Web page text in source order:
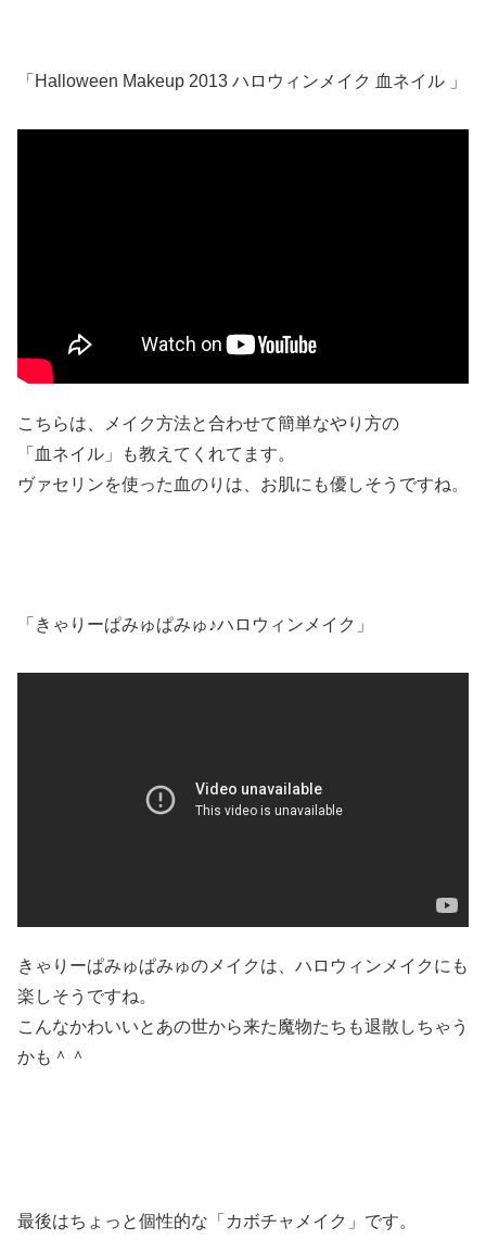
「Halloween Makeup 2013 ハロウィンメイク 血ネイル 」
こちらは、メイク方法と合わせて簡単なやり方の
「血ネイル」も教えてくれてます。
ヴァセリンを使った血のりは、お肌にも優しそうですね。
「きゃりーぱみゅぱみゅ♪ハロウィンメイク」
きゃりーぱみゅぱみゅのメイクは、ハロウィンメイクにも
楽しそうですね。
こんなかわいいとあの世から来た魔物たちも退散しちゃう
かも＾＾
最後はちょっと個性的な「カボチャメイク」です。